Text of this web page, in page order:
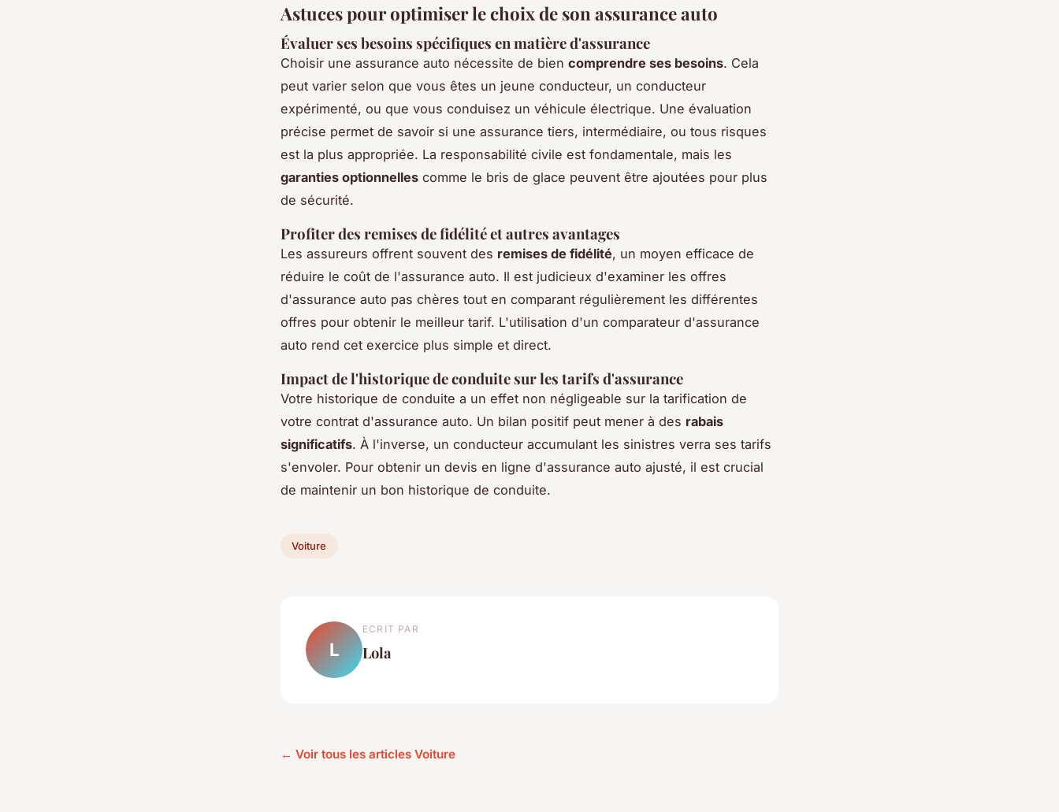
Astuces pour optimiser le choix de son assurance auto
Évaluer ses besoins spécifiques en matière d'assurance
Choisir une assurance auto nécessite de bien comprendre ses besoins. Cela
peut varier selon que vous êtes un jeune conducteur, un conducteur
expérimenté, ou que vous conduisez un véhicule électrique. Une évaluation
précise permet de savoir si une assurance tiers, intermédiaire, ou tous risques
est la plus appropriée. La responsabilité civile est fondamentale, mais les
garanties optionnelles comme le bris de glace peuvent être ajoutées pour plus
de sécurité.
Profiter des remises de fidélité et autres avantages
Les assureurs offrent souvent des remises de fidélité, un moyen efficace de
réduire le coût de l'assurance auto. Il est judicieux d'examiner les offres
d'assurance auto pas chères tout en comparant régulièrement les différentes
offres pour obtenir le meilleur tarif. L'utilisation d'un comparateur d'assurance
auto rend cet exercice plus simple et direct.
Impact de l'historique de conduite sur les tarifs d'assurance
Votre historique de conduite a un effet non négligeable sur la tarification de
votre contrat d'assurance auto. Un bilan positif peut mener à des rabais
significatifs. À l'inverse, un conducteur accumulant les sinistres verra ses tarifs
s'envoler. Pour obtenir un devis en ligne d'assurance auto ajusté, il est crucial
de maintenir un bon historique de conduite.
Voiture
L
ECRIT PAR
Lola
← Voir tous les articles Voiture